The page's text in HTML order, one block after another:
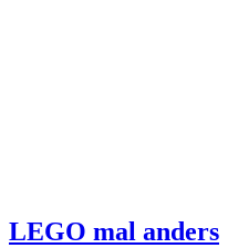
LEGO mal anders